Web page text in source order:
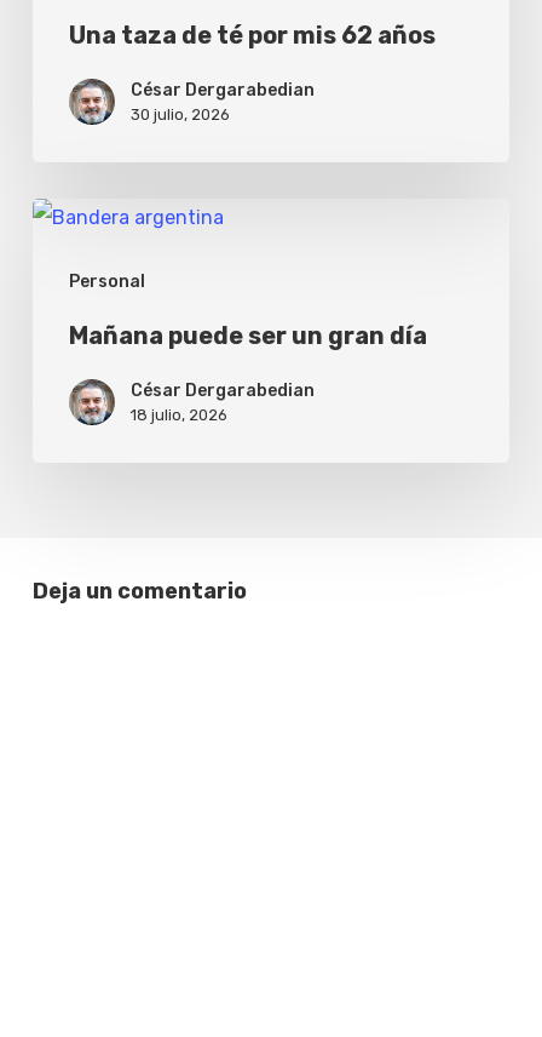
Una taza de té por mis 62 años
César Dergarabedian
30 julio, 2026
Personal
Mañana
Mañana puede ser un gran día
César Dergarabedian
18 julio, 2026
Deja un comentario